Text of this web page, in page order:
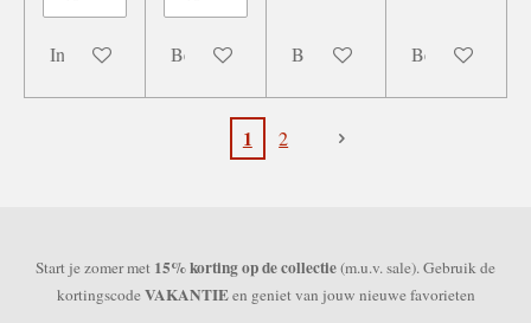
In winkelwagen Bekijk details Bekijk details Bekijk details
1 2
Start je zomer met 15% korting op de collectie(m.u.v. sale). Gebruik de
kortingscodeVAKANTIEen geniet van jouw nieuwe favorieten